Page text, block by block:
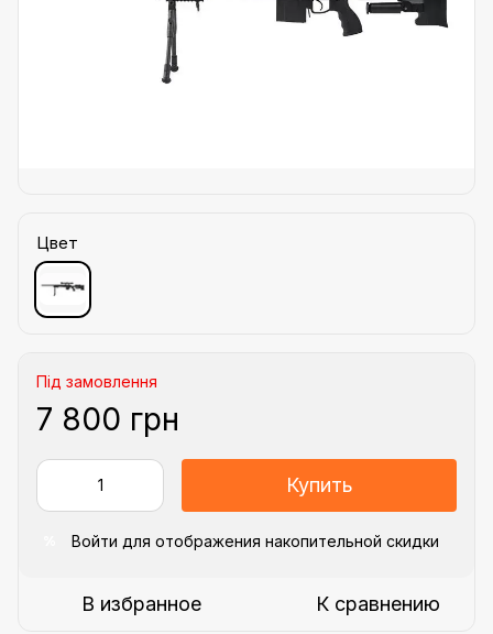
Цвет
Під замовлення
7 800 грн
Купить
Войти для отображения накопительной скидки
В избранное К сравнению